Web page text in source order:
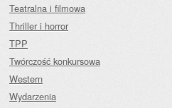
Teatralna i filmowa
Thriller i horror
TPP
Twórczość konkursowa
Western
Wydarzenia